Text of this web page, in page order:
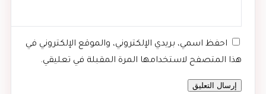
احفظ اسمي، بريدي الإلكتروني، والموقع الإلكتروني في
هذا المتصفح لاستخدامها المرة المقبلة في تعليقي.